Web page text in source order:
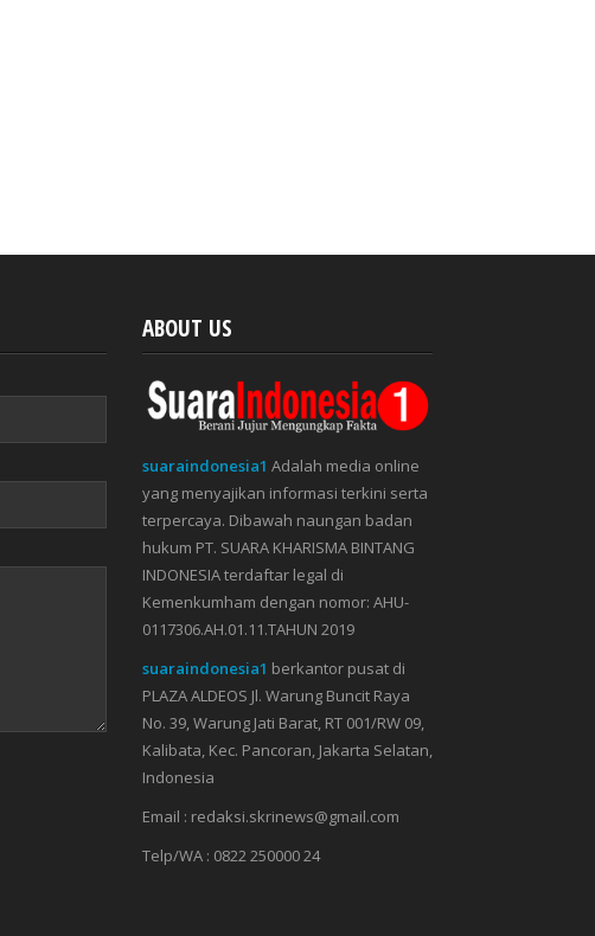
ABOUT US
suaraindonesia1 Adalah media online
yang menyajikan informasi terkini serta
terpercaya. Dibawah naungan badan
hukum PT. SUARA KHARISMA BINTANG
INDONESIA terdaftar legal di
Kemenkumham dengan nomor: AHU-
0117306.AH.01.11.TAHUN 2019
suaraindonesia1 berkantor pusat di
PLAZA ALDEOS Jl. Warung Buncit Raya
No. 39, Warung Jati Barat, RT 001/RW 09,
Kalibata, Kec. Pancoran, Jakarta Selatan,
Indonesia
Email : redaksi.skrinews@gmail.com
Telp/WA : 0822 250000 24